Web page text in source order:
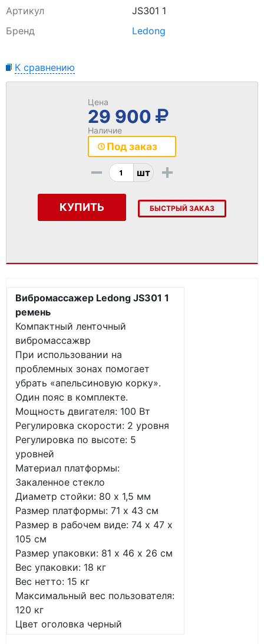
Артикул
JS301 1
Бренд
Ledong
К сравнению
Цена
29 900
Наличие
Под заказ
- шт +
КУПИТЬ БЫСТРЫЙ ЗАКАЗ
Вибромассажер Ledong JS301 1
ремень
Компактный ленточный
вибромассажвр
При использовании на
проблемных зонах помогает
убрать «апельсиновую корку».
Один пояс в комплекте.
Мощность двигателя: 100 Вт
Регулировка скорости: 2 уровня
Регулировка по высоте: 5
уровней
Материал платформы:
Закаленное стекло
Диаметр стойки: 80 х 1,5 мм
Размер платформы: 71 х 43 см
Размер в рабочем виде: 74 х 47 х
105 см
Размер упаковки: 81 х 46 х 26 см
Вес упаковки: 18 кг
Вес нетто: 15 кг
Максимальный вес пользователя:
120 кг
Цвет оголовка черный